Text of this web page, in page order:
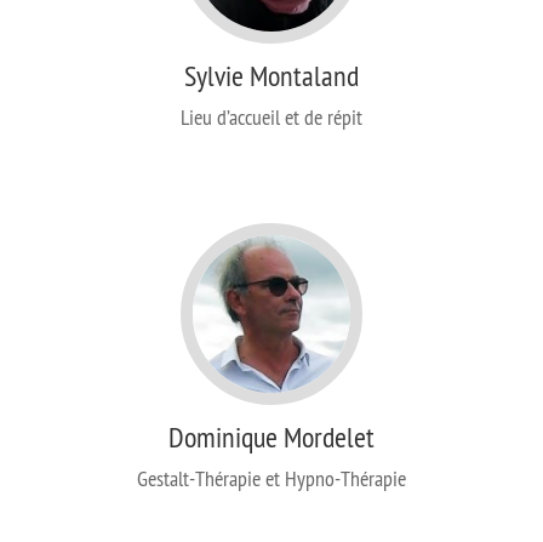
Sylvie Montaland
Lieu d’accueil et de répit
Dominique Mordelet
Gestalt-Thérapie et Hypno-Thérapie